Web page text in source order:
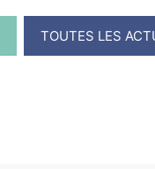
TOUTES LES